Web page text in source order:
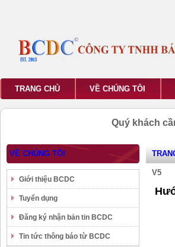
TRANG CHỦ VỀ CHÚNG TÔI
Quý khách
VỀ CHÚNG TÔI
Giới thiệu BCDC
Tuyển dụng
Đăng ký nhận bản tin BCDC
Tin tức thông báo từ BCDC
V5